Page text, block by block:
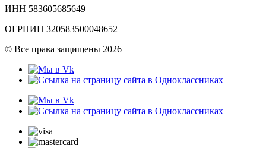
ИНН 583605685649
ОГРНИП 320583500048652
© Все права защищены 2026